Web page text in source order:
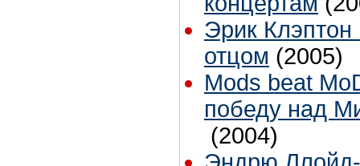
Эрик Клэптон
отцом (2005)
Mods beat
победу над
(2004)